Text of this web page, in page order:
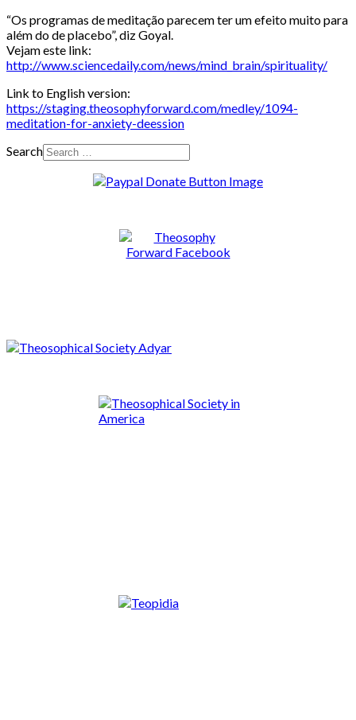
“Os programas de meditação parecem ter um efeito muito para
além do de placebo”, diz Goyal.
Vejam este link:
http://www.sciencedaily.com/news/mind_brain/spirituality/
Link to English version:
https://staging.theosophyforward.com/medley/1094-
meditation-for-anxiety-deession
Search